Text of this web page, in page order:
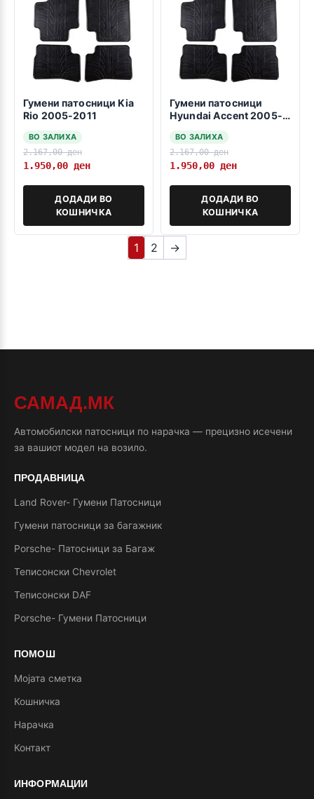
Гумени патосници Kia
Rio 2005-2011
ВО ЗАЛИХА
2.167,00ден
1.950,00 ден
ДОДАДИ ВО
КОШНИЧКА
Гумени патосници
Hyundai Accent 2005-
ВО ЗАЛИХА
2.167,00ден
1.950,00 ден
ДОДАДИ ВО
КОШНИЧКА
1 2 →
САМАД.МК
Автомобилски патосници по нарачка — прецизно исечени
за вашиот модел на возило.
ПРОДАВНИЦА
Land Rover- Гумени Патосници
Гумени патосници за багажник
Porsche- Патосници за Багаж
Теписонски Chevrolet
Теписонски DAF
Porsche- Гумени Патосници
ПОМОШ
Мојата сметка
Кошничка
Нарачка
Контакт
ИНФОРМАЦИИ